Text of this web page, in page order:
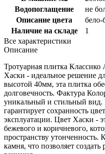
Водопоглащение
не
Описание цвета
бело-
Наличие на складе
1
Все характеристики
Описание
Тротуарная плитка
Хаски - идеальное решение
высотой 40мм, эта плитка
долговечность. Фактура
уникальный и стильный вид.
гарантирует сохранность
эксплуатации. Цвет Хаски -
бежевого и коричневого,
пространству утонченность.
камня, что позволяет